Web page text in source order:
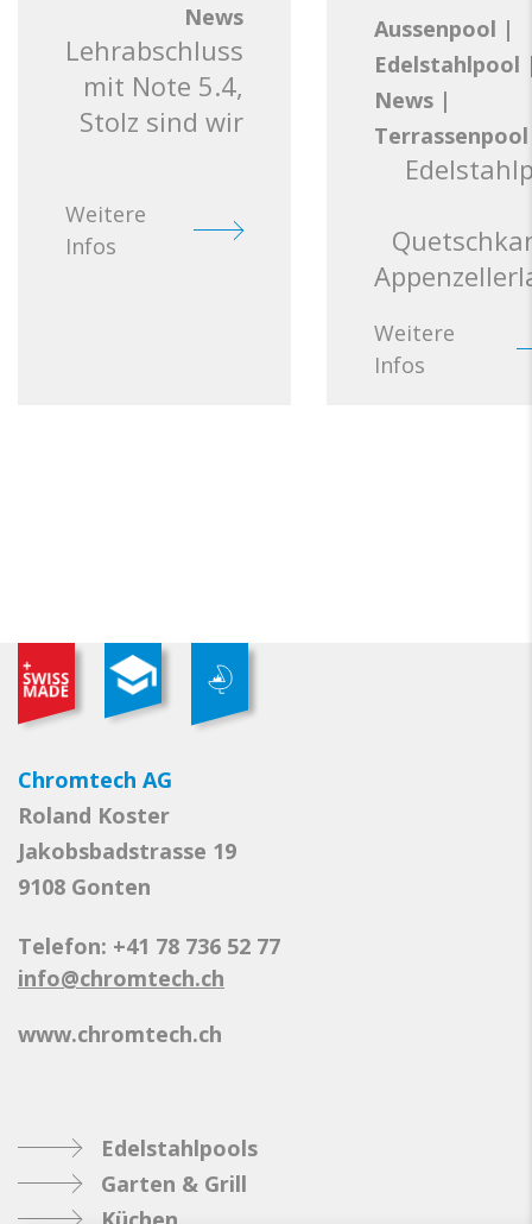
News
Lehrabschluss
mit Note 5.4,
Stolz sind wir
Weitere
Infos
Aussenpool |
Edelstahlpool
News |
Terrassenpool
Weitere
Infos
Chromtech AG
Roland Koster
Jakobsbadstrasse 19
9108 Gonten
Telefon: +41 78 736 52 77
info@chromtech.ch
www.chromtech.ch
Edelstahlpools
Garten & Grill